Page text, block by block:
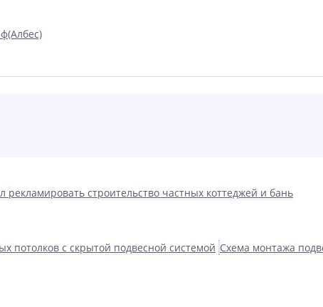
строительство частных коттеджей и бань
потолков с скрытой подвесной системой Схема монтажа